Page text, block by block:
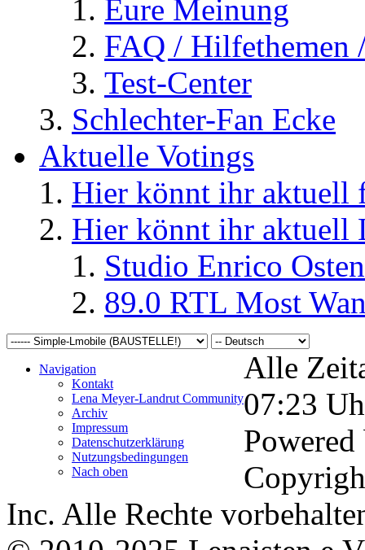
Eure Meinung
FAQ / Hilfethemen
Test-Center
Schlechter-Fan Ecke
Aktuelle Votings
Hier könnt ihr aktuell
Hier könnt ihr aktuell
Studio Enrico
89.0 RTL Most
Navigation
Kontakt
Lena Meyer-Landrut Community
Archiv
Impressum
Datenschutzerklärung
Nutzungsbedingungen
Nach oben
Alle
07:23
Inc. Alle Rechte